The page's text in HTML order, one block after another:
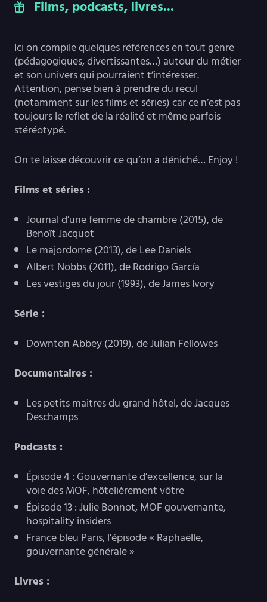
Films, podcasts, livres...
Ici on compile quelques références en tout genre
(pédagogiques, divertissantes…) autour du métier
et son univers qui pourraient t’intéresser.
Attention, pense bien à prendre du recul
(notamment sur les films et séries) car ce n’est pas
toujours le reflet de la réalité et même parfois
stéréotypé.
On te laisse découvrir ce qu’on a déniché… Enjoy !
Films et séries :
Journal d’une femme de chambre (2015), de
Benoît Jacquot
Le majordome (2013), de Lee Daniels
Albert Nobbs (2011), de Rodrigo García
Les vestiges du jour (1993), de James Ivory
Série :
Downton Abbey (2019), de Julian Fellowes
Documentaires :
Les petits maitres du grand hôtel, de Jacques
Deschamps
Podcasts :
Épisode 4 : Gouvernante d’excellence, sur la
voie des MOF, hôtelièrement vôtre
Épisode 13 : Julie Bonnot, MOF gouvernante,
hospitality insiders
France bleu Paris, l’épisode « Raphaëlle,
gouvernante générale »
Livres :